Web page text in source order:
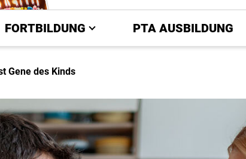
FORTBILDUNG PTA AUSBILDUNG
Gene des Kinds